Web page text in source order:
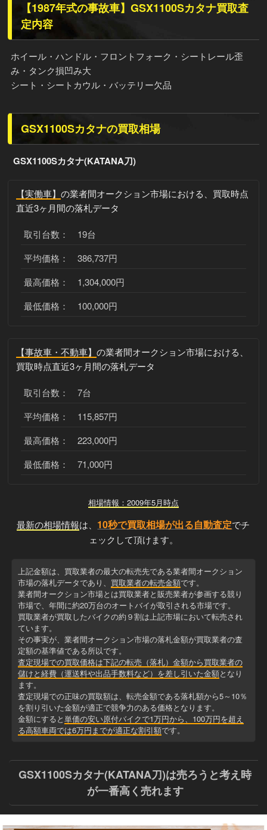
【1987年式の事故車】GSX1100Sカタナ買取査
定内容
ホイール・ハンドル・フロントフォーク・シートレール歪
み・タンク損凹み大
シート・シートカウル・バッテリー欠品
GSX1100Sカタナの買取相場
GSX1100Sカタナ(KATANA刀)
【実働車】 の業者間オークション市場における、買取時点
直近3ヶ月間の落札データ
取引台数： 19台
平均価格： 386,737円
最高価格： 1,304,000円
最低価格： 100,000円
【事故車・不動車】 の業者間オークション市場における、
買取時点直近3ヶ月間の落札データ
取引台数： 7台
平均価格： 115,857円
最高価格： 223,000円
最低価格： 71,000円
相場情報：2009年5月時点
最新の相場情報は、 10秒で買取相場が出る自動査定でチ
ェックして頂けます。
上記金額は、買取業者の最大の転売先である業者間オークション
市場の落札データであり、 買取業者の転売金額です。
業者間オークション市場とは買取業者と販売業者が参画する競り
市場で、年間に約20万台のオートバイが取引される市場です。
買取業者が買取したバイクの約９割は上記市場において転売され
ています。
その事実が、業者間オークション市場の落札金額が買取業者の査
定額の基準値である所以です。
査定現場での買取価格は下記の転売（落札）金額から買取業者の
儲けと経費（運送料や出品手数料など）を差し引いた金額となり
ます。
査定現場での正味の買取額は、転売金額である落札額から5～10％
を割り引いた金額が適正で競争力のある価格となります。
金額にすると単価の安い原付バイクで1万円から、100万円を超え
る高額車両では6万円までが適正な割引額です。
GSX1100Sカタナ(KATANA刀)は売ろうと考え時
が一番高く売れます